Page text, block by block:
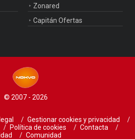
Zonared
Capitán Ofertas
© 2007 - 2026
Gestionar cookies y privacidad
Política de cookies
Contacta
Comunidad